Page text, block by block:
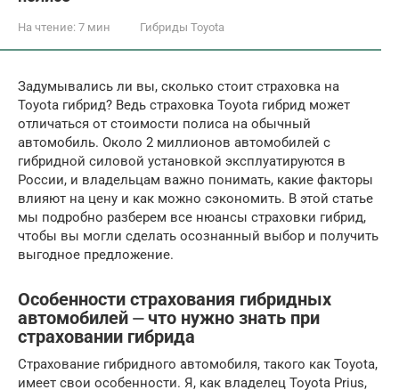
На чтение: 7 мин Гибриды Toyota
Задумывались ли вы, сколько стоит страховка на
Toyota гибрид? Ведь страховка Toyota гибрид может
отличаться от стоимости полиса на обычный
автомобиль. Около 2 миллионов автомобилей с
гибридной силовой установкой эксплуатируются в
России, и владельцам важно понимать, какие факторы
влияют на цену и как можно сэкономить. В этой статье
мы подробно разберем все нюансы страховки гибрид,
чтобы вы могли сделать осознанный выбор и получить
выгодное предложение.
Особенности страхования гибридных
автомобилей ⏤ что нужно знать при
страховании гибрида
Страхование гибридного автомобиля, такого как Toyota,
имеет свои особенности. Я, как владелец Toyota Prius,